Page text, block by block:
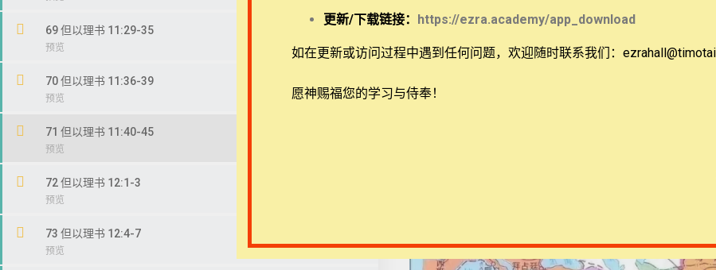
69 但以理书 11:29-35
70 但以理书 11:36-39
71 但以理书 11:40-45
72 但以理书 12:1-3
73 但以理书 12:4-7
定盟约”，在“一七之半”，“必使祭祀与供献止息”。
但以理书11:40-45的经文则预示在未来的某个时点将
以绝对的优势碾压。梳理一下顺序：(1) 在北方王所
段落，并与多国结盟；(2) 或许与此同时，在耶路撒
其权威，要与之交战，但南方王完败，且将后者的附
富骤然增加；(4) “荣美之地”受袭，已经恢复的献祭
更新/下载链接： https://ezra.academy/app_download
如在更新或访问过程中遇到任何问题，欢迎随时联系我们：
愿神赐福您的学习与侍奉！